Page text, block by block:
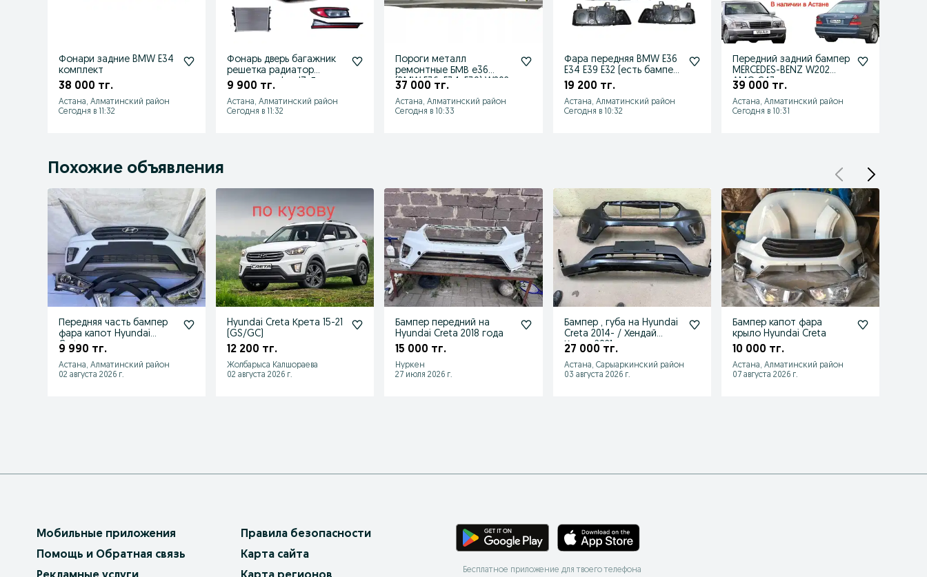
Фонари задние BMW E34
комплект
38 000 тг.
Астана, Алматинский район
Сегодня в 11:32
Фонарь дверь багажник
решетка радиатор
подкрылок Jac J7 Джак
9 900 тг.
Астана, Алматинский район
Сегодня в 11:32
Пороги металл
ремонтные БМВ е36
(BMW E36, E34, E39) W202
37 000 тг.
Астана, Алматинский район
Сегодня в 10:33
Фара передняя BMW E36
E34 E39 E32 (есть бампер
крыло решетка
19 200 тг.
Астана, Алматинский район
Сегодня в 10:32
Передний задний бампер
MERCEDES-BENZ W202
AMG C43
39 000 тг.
Астана, Алматинский район
Сегодня в 10:31
Похожие объявления
Передняя часть бампер
фара капот Hyundai
Creta
9 990 тг.
Астана, Алматинский район
02 августа 2026 г.
Hyundai Creta Крета 15-21
(GS/GC)
12 200 тг.
Жолбарыса Калшораева
02 августа 2026 г.
Бампер передний на
Hyundai Creta 2018 года
15 000 тг.
Нуркен
27 июля 2026 г.
Бампер , губа на Hyundai
Creta 2014- / Хендай
Крета 2021
27 000 тг.
Астана, Сарыаркинский район
03 августа 2026 г.
Бампер капот фара
крыло Hyundai Creta
10 000 тг.
Астана, Алматинский район
07 августа 2026 г.
Мобильные приложения
Помощь и Обратная связь
Правила безопасности
Карта сайта
Бесплатное приложение для твоего телефона